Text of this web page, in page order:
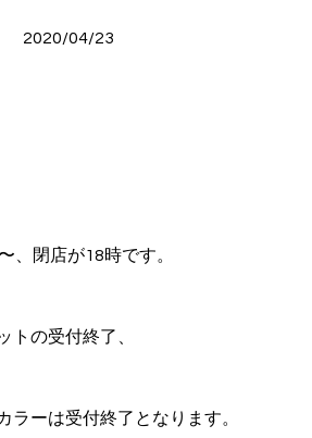
2020/04/23
、閉店が18時です。
トの受付終了、
ラーは受付終了となります。